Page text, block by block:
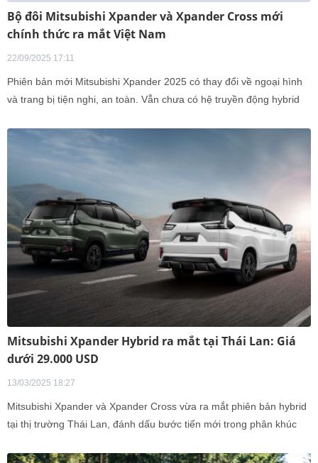
Bộ đôi Mitsubishi Xpander và Xpander Cross mới
chính thức ra mắt Việt Nam
22/09/2025 17:11
Phiên bản mới Mitsubishi Xpander 2025 có thay đổi về ngoại hình
và trang bị tiện nghi, an toàn. Vẫn chưa có hệ truyền động hybrid
Mitsubishi Xpander Hybrid ra mắt tại Thái Lan: Giá
dưới 29.000 USD
13/03/2025 18:27
Mitsubishi Xpander và Xpander Cross vừa ra mắt phiên bản hybrid
tại thị trường Thái Lan, đánh dấu bước tiến mới trong phân khúc